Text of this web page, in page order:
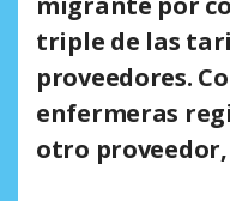
triple de las
proveedores.
enfermeras
otro proveedor,